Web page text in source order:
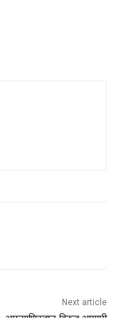
Next article